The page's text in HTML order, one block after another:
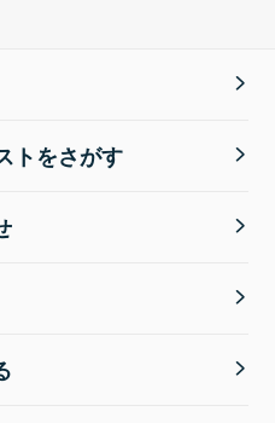
トをさがす